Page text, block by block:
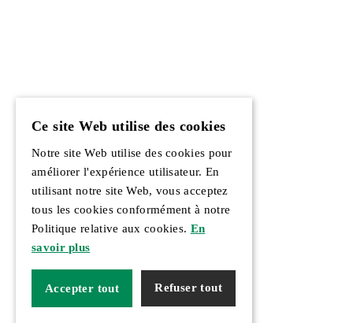
Ce site Web utilise des cookies
Notre site Web utilise des cookies pour
améliorer l'expérience utilisateur. En
utilisant notre site Web, vous acceptez
tous les cookies conformément à notre
Politique relative aux cookies. En
savoir plus
Accepter tout Refuser tout